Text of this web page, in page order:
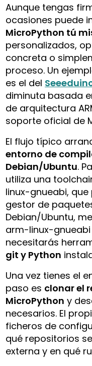
Aunque tengas
ocasiones puede
MicroPython tú
personalizados,
concreta o
proceso. Un
es el del
diminuta basada
de arquitectura
soporte oficial de
El flujo típico
entorno de
Debian/Ubuntu.
utiliza una
linux-gnueabi, que
gestor de
Debian/Ubuntu,
arm-linux-gnueabi
necesitarás
git y Python
Una vez tienes el
paso es clonar el
MicroPython y
necesarios. El
ficheros de
qué repositorios
externa y en qué